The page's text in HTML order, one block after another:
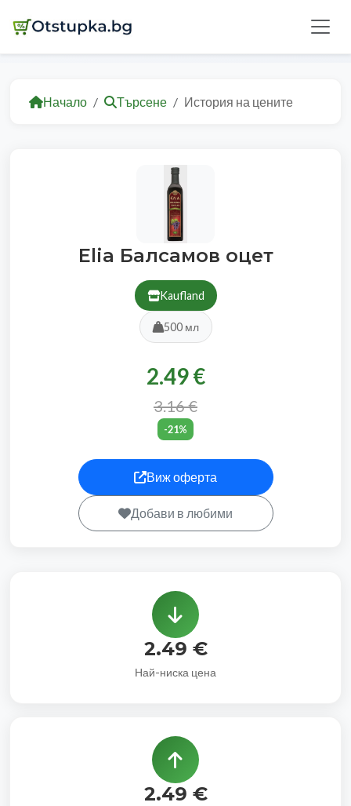
Начало Търсене История на цените
Elia Балсамов оцет
Kaufland
500 мл
2.49 €
3.16 €
-21%
Виж оферта
Добави в любими
2.49 €
Най-ниска цена
2.49 €